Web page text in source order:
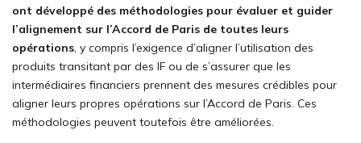
ont développé des méthodologies pour évaluer et guider
l’alignement sur l’Accord de Paris de toutes leurs
opérations, y compris l’exigence d’aligner l’utilisation des
produits transitant par des IF ou de s’assurer que les
intermédiaires financiers prennent des mesures crédibles pour
aligner leurs propres opérations sur l’Accord de Paris. Ces
méthodologies peuvent toutefois être améliorées.